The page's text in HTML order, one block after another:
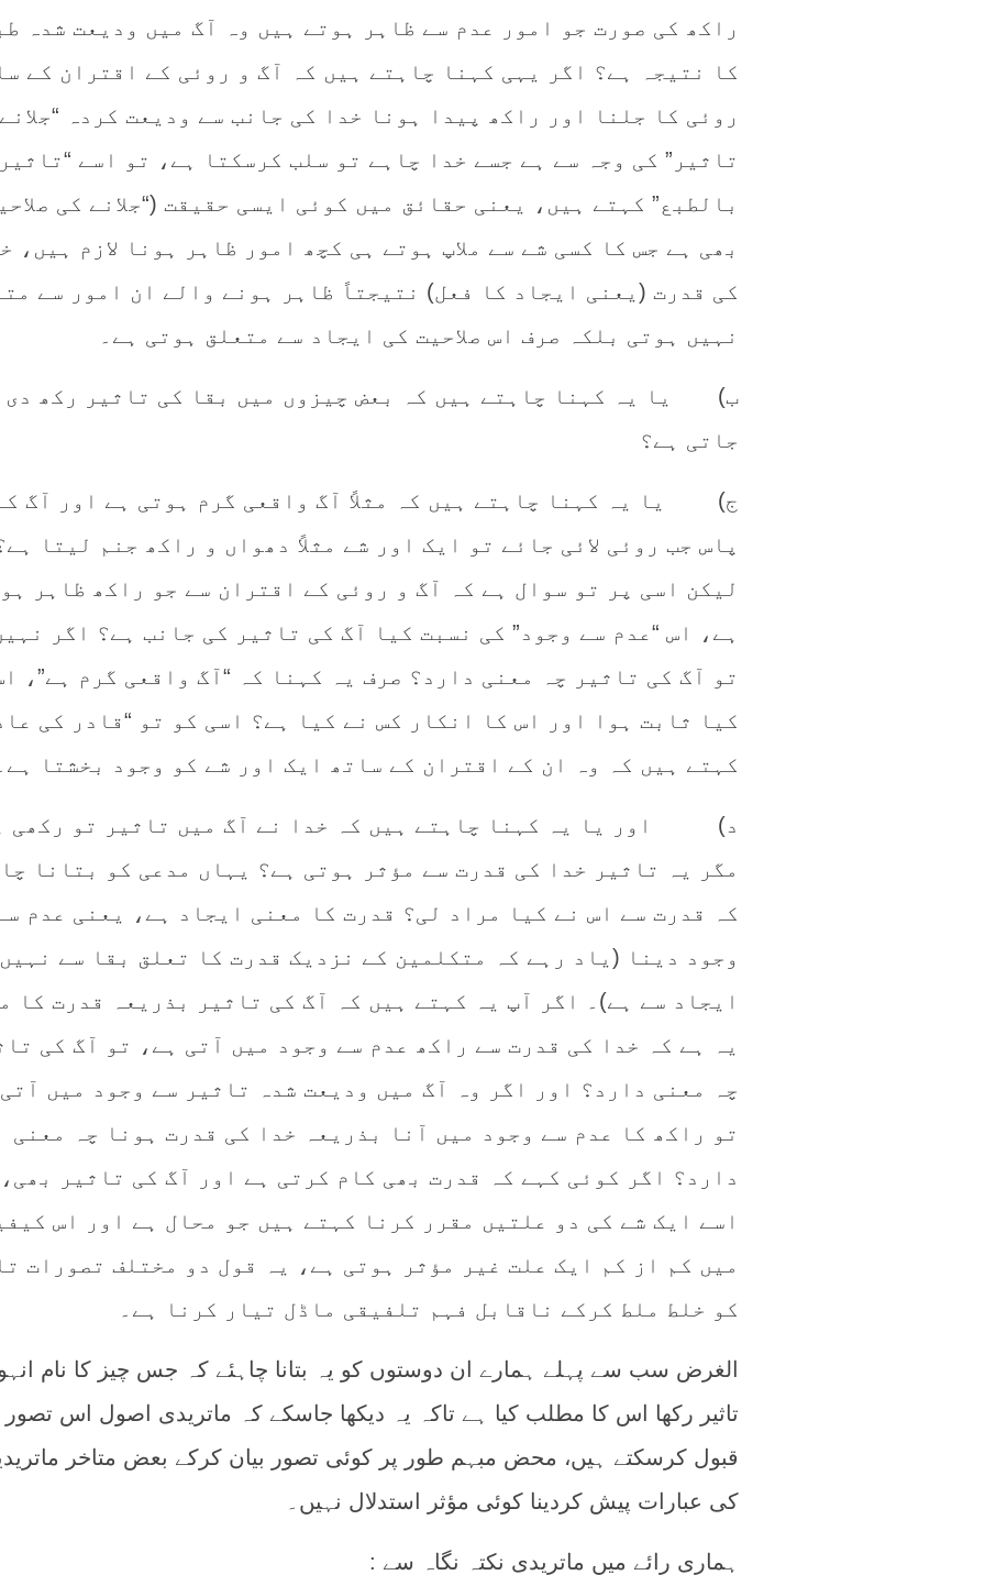
راکھ کی صورت جو امور عدم سے ظاہر ہوتے ہیں وہ آگ میں ودیعت شدہ
کا نتیجہ ہے؟ اگر یہی کہنا چاہتے ہیں کہ آگ و روئی کے اقتران کے
روئی کا جلنا اور راکھ پیدا ہونا خدا کی جانب سے ودیعت کردہ
تاثیر” کی وجہ سے ہے جسے خدا چاہے تو سلب کرسکتا ہے، تو اسے “تاثیر
بالطبع” کہتے ہیں، یعنی حقائق میں کوئی ایسی حقیقت (“جلانے کی
بھی ہے جس کا کسی شے سے ملاپ ہوتے ہی کچھ امور ظاہر ہونا لازم ہیں،
کی قدرت (یعنی ایجاد کا فعل) نتیجتاً ظاہر ہونے والے ان امور سے
نہیں ہوتی بلکہ صرف اس صلاحیت کی ایجاد سے متعلق ہوتی ہے۔
ب) یا یہ کہنا چاہتے ہیں کہ بعض چیزوں میں بقا کی تاثیر رکھ دی
جاتی ہے؟
ج) یا یہ کہنا چاہتے ہیں کہ مثلاً آگ واقعی گرم ہوتی ہے اور آگ
پاس جب روئی لائی جائے تو ایک اور شے مثلاً دھواں و راکھ جنم لیتا
لیکن اسی پر تو سوال ہے کہ آگ و روئی کے اقتران سے جو راکھ ظاہر
ہے، اس “عدم سے وجود” کی نسبت کیا آگ کی تاثیر کی جانب ہے؟ اگر
تو آگ کی تاثیر چہ معنی دارد؟ صرف یہ کہنا کہ “آگ واقعی گرم ہے”،
کیا ثابت ہوا اور اس کا انکار کس نے کیا ہے؟ اسی کو تو “قادر کی
کہتے ہیں کہ وہ ان کے اقتران کے ساتھ ایک اور شے کو وجود بخشتا ہے۔
د) اور یا یہ کہنا چاہتے ہیں کہ خدا نے آگ میں تاثیر تو رکھی
مگر یہ تاثیر خدا کی قدرت سے مؤثر ہوتی ہے؟ یہاں مدعی کو بتانا
کہ قدرت سے اس نے کیا مراد لی؟ قدرت کا معنی ایجاد ہے، یعنی عدم
وجود دینا (یاد رہے کہ متکلمین کے نزدیک قدرت کا تعلق بقا سے نہیں
ایجاد سے ہے)۔ اگر آپ یہ کہتے ہیں کہ آگ کی تاثیر بذریعہ قدرت کا
یہ ہے کہ خدا کی قدرت سے راکھ عدم سے وجود میں آتی ہے، تو آگ کی
چہ معنی دارد؟ اور اگر وہ آگ میں ودیعت شدہ تاثیر سے وجود میں آتی
تو راکھ کا عدم سے وجود میں آنا بذریعہ خدا کی قدرت ہونا چہ معنی
دارد؟ اگر کوئی کہے کہ قدرت بھی کام کرتی ہے اور آگ کی تاثیر
اسے ایک شے کی دو علتیں مقرر کرنا کہتے ہیں جو محال ہے اور اس
میں کم از کم ایک علت غیر مؤثر ہوتی ہے، یہ قول دو مختلف تصورات
کو خلط ملط کرکے ناقابل فہم تلفیقی ماڈل تیار کرنا ہے۔
الغرض سب سے پہلے ہمارے ان دوستوں کو یہ بتانا چاہئے کہ جس چیز کا نام
تاثیر رکھا اس کا مطلب کیا ہے تاکہ یہ دیکھا جاسکے کہ ماتریدی اصول اس تصور
قبول کرسکتے ہیں، محض مبہم طور پر کوئی تصور بیان کرکے بعض متاخر
کی عبارات پیش کردینا کوئی مؤثر استدلال نہیں۔
ہماری رائے میں ماتریدی نکتہ نگاہ سے :